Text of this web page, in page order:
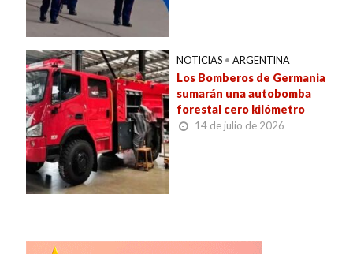
NOTICIAS • ARGENTINA
Los Bomberos de Germania
sumarán una autobomba
forestal cero kilómetro
14 de julio de 2026